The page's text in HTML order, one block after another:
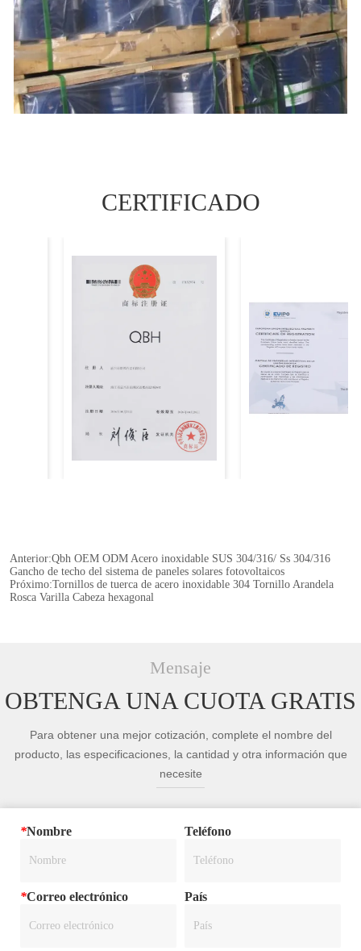
CERTIFICADO
Anterior:Qbh OEM ODM Acero inoxidable SUS 304/316/ Ss 304/316
Gancho de techo del sistema de paneles solares fotovoltaicos
Próximo:Tornillos de tuerca de acero inoxidable 304 Tornillo Arandela
Rosca Varilla Cabeza hexagonal
Mensaje
OBTENGA UNA CUOTA GRATIS
Para obtener una mejor cotización, complete el nombre del
producto, las especificaciones, la cantidad y otra información que
necesite
*Nombre Teléfono
*Correo electrónico País